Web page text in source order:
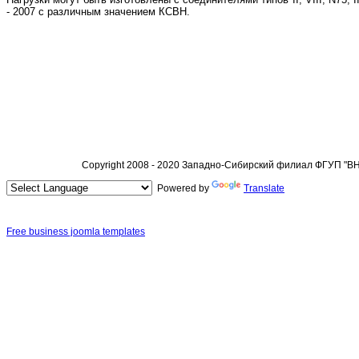
- 2007 с различным значением КСВН.
Copyright 2008 - 2020 Западно-Сибирский филиал ФГУП
Powered by
Translate
Free business joomla templates